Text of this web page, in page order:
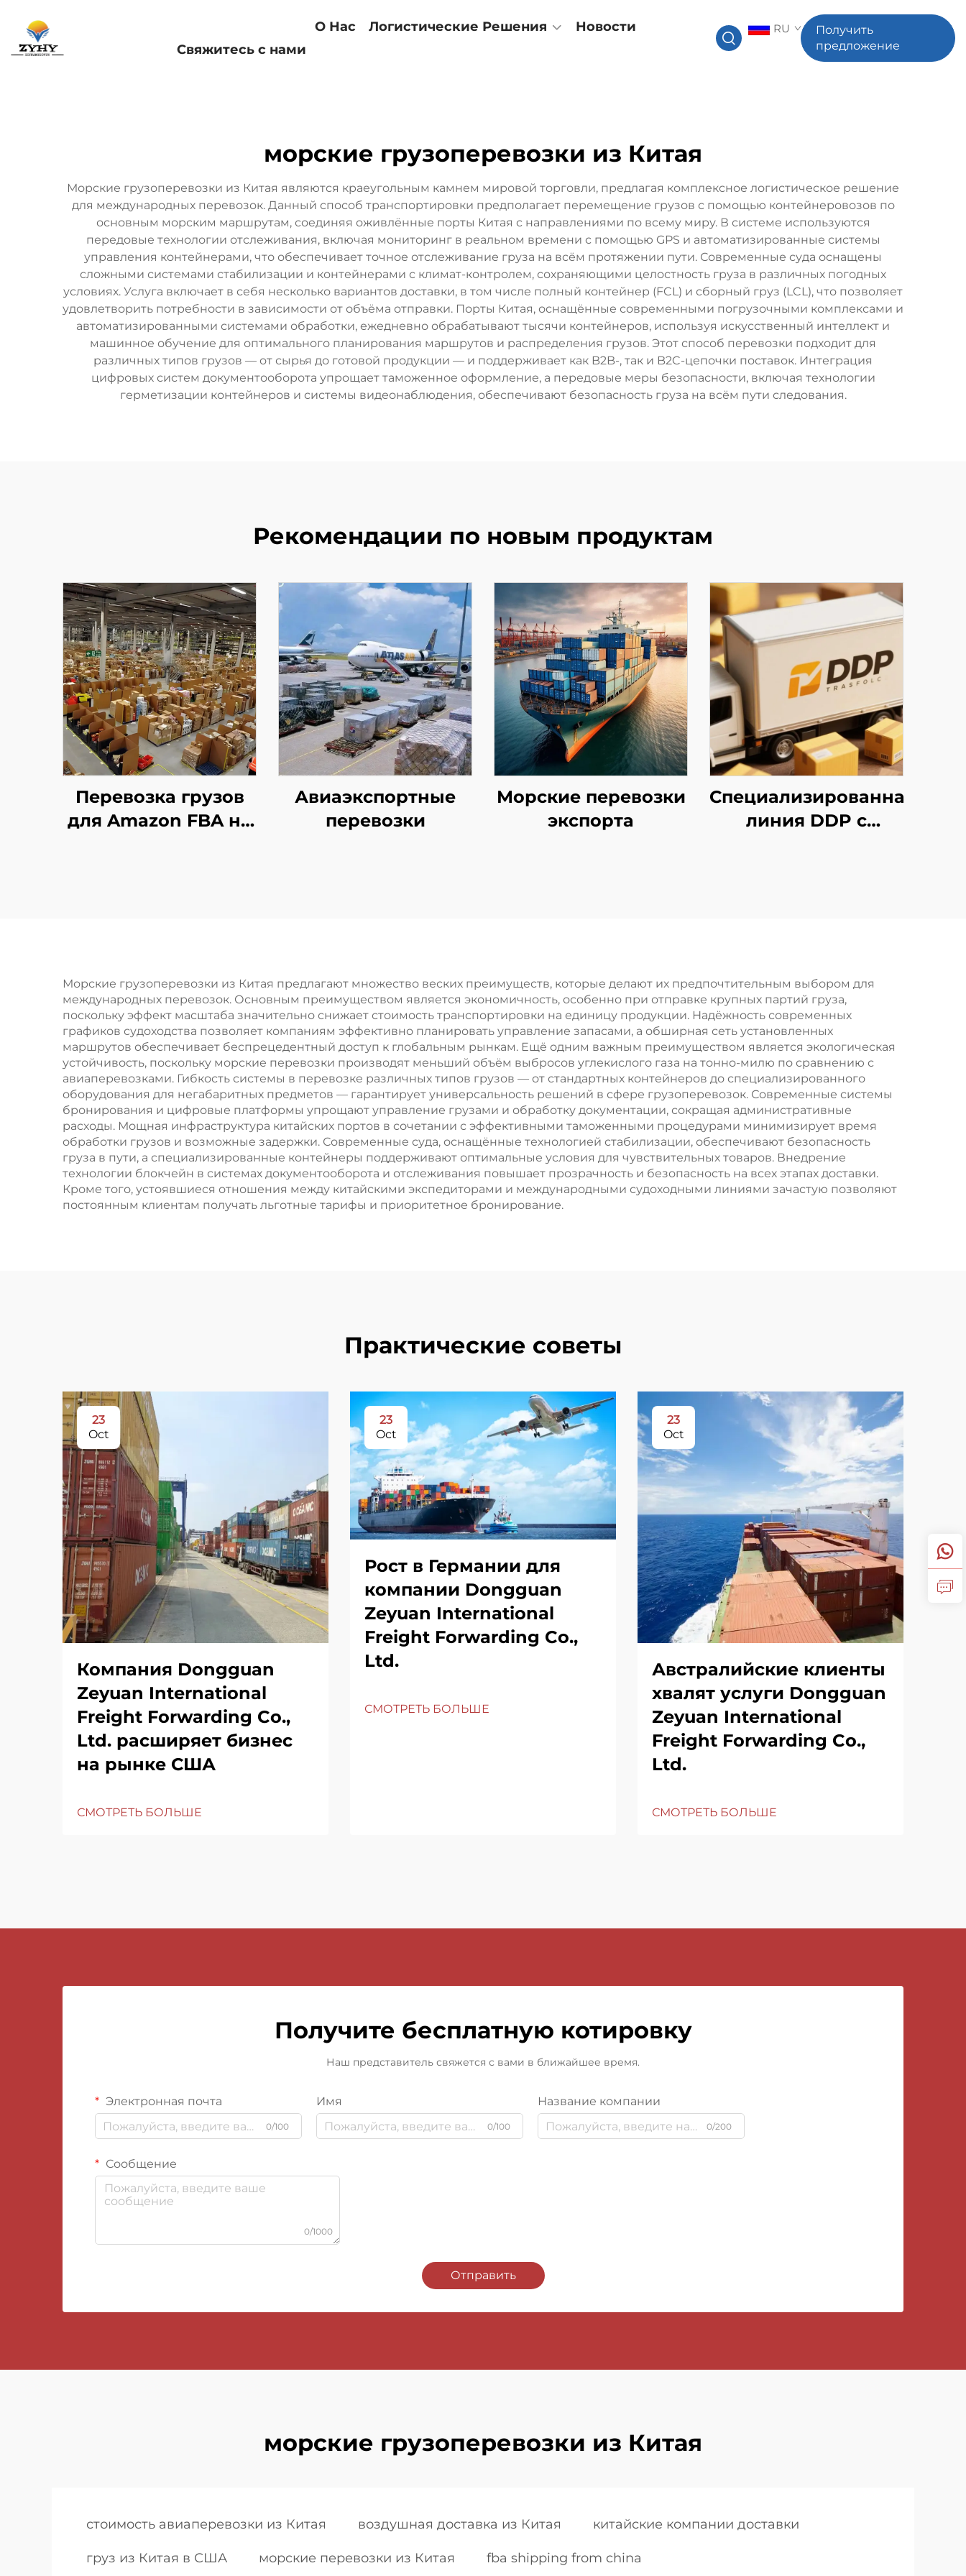
О Нас Логистические Решения
Новости
Свяжитесь с нами
RU
Получить
предложение
морские грузоперевозки из Китая
Морские грузоперевозки из Китая являются краеугольным камнем мировой торговли, предлагая комплексное логистическое решение
для международных перевозок. Данный способ транспортировки предполагает перемещение грузов с помощью контейнеровозов по
основным морским маршрутам, соединяя оживлённые порты Китая с направлениями по всему миру. В системе используются
передовые технологии отслеживания, включая мониторинг в реальном времени с помощью GPS и автоматизированные системы
управления контейнерами, что обеспечивает точное отслеживание груза на всём протяжении пути. Современные суда оснащены
сложными системами стабилизации и контейнерами с климат-контролем, сохраняющими целостность груза в различных погодных
условиях. Услуга включает в себя несколько вариантов доставки, в том числе полный контейнер (FCL) и сборный груз (LCL), что позволяет
удовлетворить потребности в зависимости от объёма отправки. Порты Китая, оснащённые современными погрузочными комплексами и
автоматизированными системами обработки, ежедневно обрабатывают тысячи контейнеров, используя искусственный интеллект и
машинное обучение для оптимального планирования маршрутов и распределения грузов. Этот способ перевозки подходит для
различных типов грузов — от сырья до готовой продукции — и поддерживает как B2B-, так и B2C-цепочки поставок. Интеграция
цифровых систем документооборота упрощает таможенное оформление, а передовые меры безопасности, включая технологии
герметизации контейнеров и системы видеонаблюдения, обеспечивают безопасность груза на всём пути следования.
Рекомендации по новым продуктам
Перевозка грузов
для Amazon FBA на
Авиаэкспортные
перевозки
Морские перевозки
экспорта
Специализированная
линия DDP с
Морские грузоперевозки из Китая предлагают множество веских преимуществ, которые делают их предпочтительным выбором для
международных перевозок. Основным преимуществом является экономичность, особенно при отправке крупных партий груза,
поскольку эффект масштаба значительно снижает стоимость транспортировки на единицу продукции. Надёжность современных
графиков судоходства позволяет компаниям эффективно планировать управление запасами, а обширная сеть установленных
маршрутов обеспечивает беспрецедентный доступ к глобальным рынкам. Ещё одним важным преимуществом является экологическая
устойчивость, поскольку морские перевозки производят меньший объём выбросов углекислого газа на тонно-милю по сравнению с
авиаперевозками. Гибкость системы в перевозке различных типов грузов — от стандартных контейнеров до специализированного
оборудования для негабаритных предметов — гарантирует универсальность решений в сфере грузоперевозок. Современные системы
бронирования и цифровые платформы упрощают управление грузами и обработку документации, сокращая административные
расходы. Мощная инфраструктура китайских портов в сочетании с эффективными таможенными процедурами минимизирует время
обработки грузов и возможные задержки. Современные суда, оснащённые технологией стабилизации, обеспечивают безопасность
груза в пути, а специализированные контейнеры поддерживают оптимальные условия для чувствительных товаров. Внедрение
технологии блокчейн в системах документооборота и отслеживания повышает прозрачность и безопасность на всех этапах доставки.
Кроме того, устоявшиеся отношения между китайскими экспедиторами и международными судоходными линиями зачастую позволяют
постоянным клиентам получать льготные тарифы и приоритетное бронирование.
Практические советы
23
Oct
Компания Dongguan
Zeyuan International
Freight Forwarding Co.,
Ltd. расширяет бизнес
на рынке США
СМОТРЕТЬ БОЛЬШЕ
23
Oct
Рост в Германии для
компании Dongguan
Zeyuan International
Freight Forwarding Co.,
Ltd.
СМОТРЕТЬ БОЛЬШЕ
23
Oct
Австралийские клиенты
хвалят услуги Dongguan
Zeyuan International
Freight Forwarding Co.,
Ltd.
СМОТРЕТЬ БОЛЬШЕ
Получите бесплатную котировку
Наш представитель свяжется с вами в ближайшее время.
Электронная почта
0/100
Имя
0/100
Название компании
0/200
Сообщение
0/1000
Отправить
морские грузоперевозки из Китая
стоимость авиаперевозки из Китая воздушная доставка из Китая китайские компании доставки
груз из Китая в США морские перевозки из Китая fba shipping from china